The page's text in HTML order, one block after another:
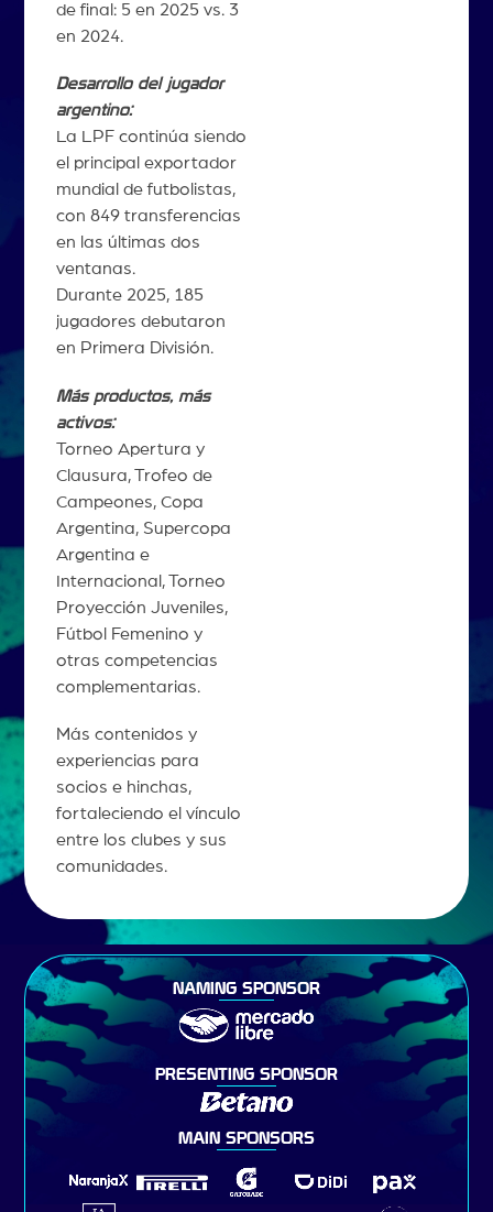
de final: 5 en 2025 vs. 3
en 2024.
Desarrollo del jugador
argentino:
La LPF continúa siendo
el principal exportador
mundial de futbolistas,
con 849 transferencias
en las últimas dos
ventanas.
Durante 2025, 185
jugadores debutaron
en Primera División.
Más productos, más
activos:
Torneo Apertura y
Clausura, Trofeo de
Campeones, Copa
Argentina, Supercopa
Argentina e
Internacional, Torneo
Proyección Juveniles,
Fútbol Femenino y
otras competencias
complementarias.
Más contenidos y
experiencias para
socios e hinchas,
fortaleciendo el vínculo
entre los clubes y sus
comunidades.
NAMING SPONSOR
PRESENTING SPONSOR
MAIN SPONSORS